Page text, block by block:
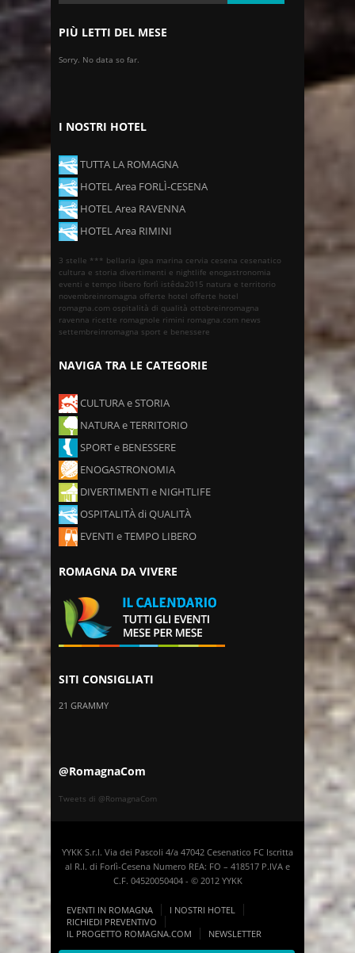
PIÙ LETTI DEL MESE
Sorry. No data so far.
I NOSTRI HOTEL
TUTTA LA ROMAGNA
HOTEL Area FORLÌ-CESENA
HOTEL Area RAVENNA
HOTEL Area RIMINI
3 stelle *** bellaria igea marina cervia cesena cesenatico
cultura e storia divertimenti e nightlife enogastronomia
eventi e tempo libero forlì istêda2015 natura e territorio
novembreinromagna offerte hotel offerte hotel
romagna.com ospitalità di qualità ottobreinromagna
ravenna ricette romagnole rimini romagna.com news
settembreinromagna sport e benessere
NAVIGA TRA LE CATEGORIE
CULTURA e STORIA
NATURA e TERRITORIO
SPORT e BENESSERE
ENOGASTRONOMIA
DIVERTIMENTI e NIGHTLIFE
OSPITALITÀ di QUALITÀ
EVENTI e TEMPO LIBERO
ROMAGNA DA VIVERE
SITI CONSIGLIATI
21 GRAMMY
@RomagnaCom
Tweets di @RomagnaCom
YYKK S.r.l. Via dei Pascoli 4/a 47042 Cesenatico FC Iscritta
al R.I. di Forlì-Cesena Numero REA: FO – 418517 P.IVA e
C.F. 04520050404 - © 2012 YYKK
EVENTI IN ROMAGNA
I NOSTRI HOTEL
RICHIEDI PREVENTIVO
IL PROGETTO ROMAGNA.COM
NEWSLETTER